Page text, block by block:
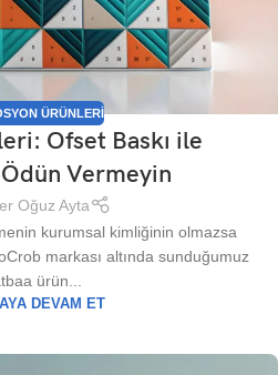
ÜRÜNLERI
Ofset Baskı ile
Vermeyin
Oğuz Ayta
kurumsal kimliğinin olmazsa
markası altında sunduğumuz
ürün...
DEVAM ET